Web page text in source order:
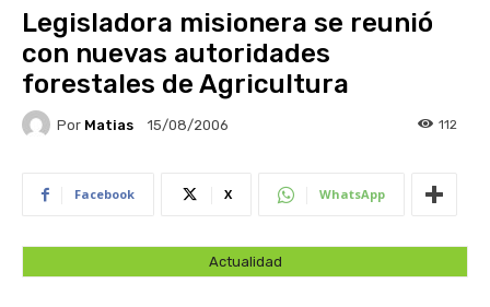
Legisladora misionera se reunió
con nuevas autoridades
forestales de Agricultura
Por Matias 15/08/2006 112
Facebook X WhatsApp
Actualidad